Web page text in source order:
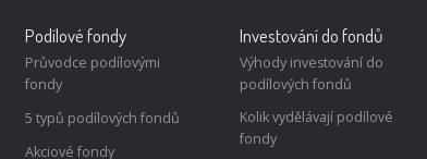
Podílové fondy Investování do fondů
Průvodce podílovými
fondy
5 typů podílových fondů
Akciové fondy
Výhody investování do
podílových fondů
Kolik vydělávají podílové
fondy